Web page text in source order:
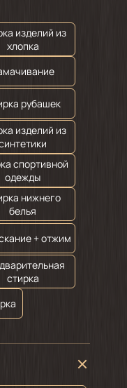
изделий из
хлопка
рубашек
изделий из
спортивной
одежды
нижнего
белья
+ отжим
стирка